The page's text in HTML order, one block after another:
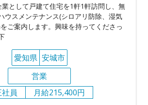
業として戸建て住宅を1軒1軒訪問し、無
ウスメンテナンス(シロアリ防除、湿気
ご案内します。興味を持ってくださっ
愛知県 安城市
営業
社員
月給215,400円